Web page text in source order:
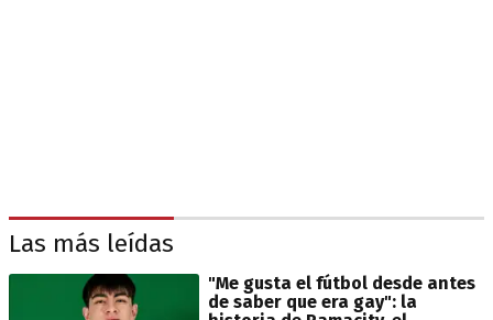
Las más leídas
"Me gusta el fútbol desde antes
de saber que era gay": la